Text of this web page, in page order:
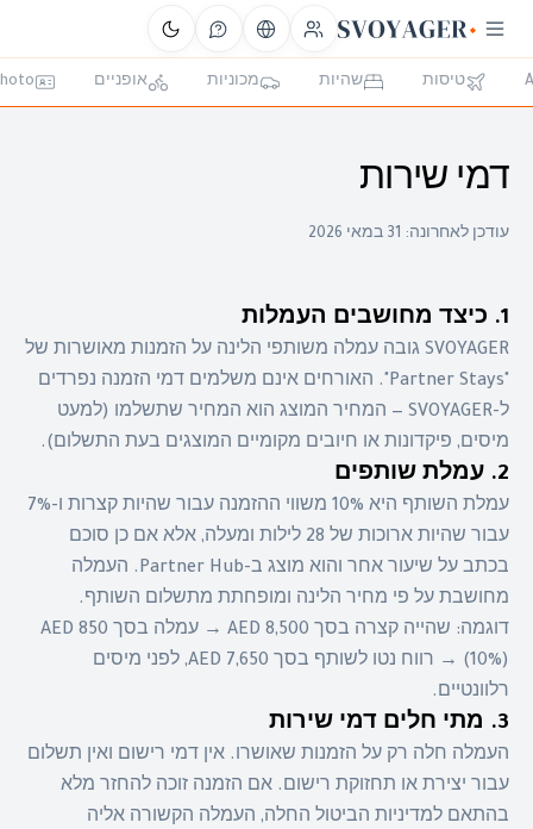
טיסות שהיות מכוניות אופניים
דמי שירות
עודכן לאחרונה: 31 במאי 2026
1. כיצד מחושבים העמלות
SVOYAGER גובה עמלה משותפי הלינה על הזמנות מאושרות של
"Partner Stays". האורחים אינם משלמים דמי הזמנה נפרדים
ל-SVOYAGER — המחיר המוצג הוא המחיר שתשלמו (למעט
מיסים, פיקדונות או חיובים מקומיים המוצגים בעת התשלום).
2. עמלת שותפים
עמלת השותף היא 10% משווי ההזמנה עבור שהיות קצרות ו-7%
עבור שהיות ארוכות של 28 לילות ומעלה, אלא אם כן סוכם
בכתב על שיעור אחר והוא מוצג ב-Partner Hub. העמלה
מחושבת על פי מחיר הלינה ומופחתת מתשלום השותף.
דוגמה: שהייה קצרה בסך 8,500 AED → עמלה בסך 850 AED
(10%) → רווח נטו לשותף בסך 7,650 AED, לפני מיסים
רלוונטיים.
3. מתי חלים דמי שירות
העמלה חלה רק על הזמנות שאושרו. אין דמי רישום ואין תשלום
עבור יצירת או תחזוקת רישום. אם הזמנה זוכה להחזר מלא
בהתאם למדיניות הביטול החלה, העמלה הקשורה אליה